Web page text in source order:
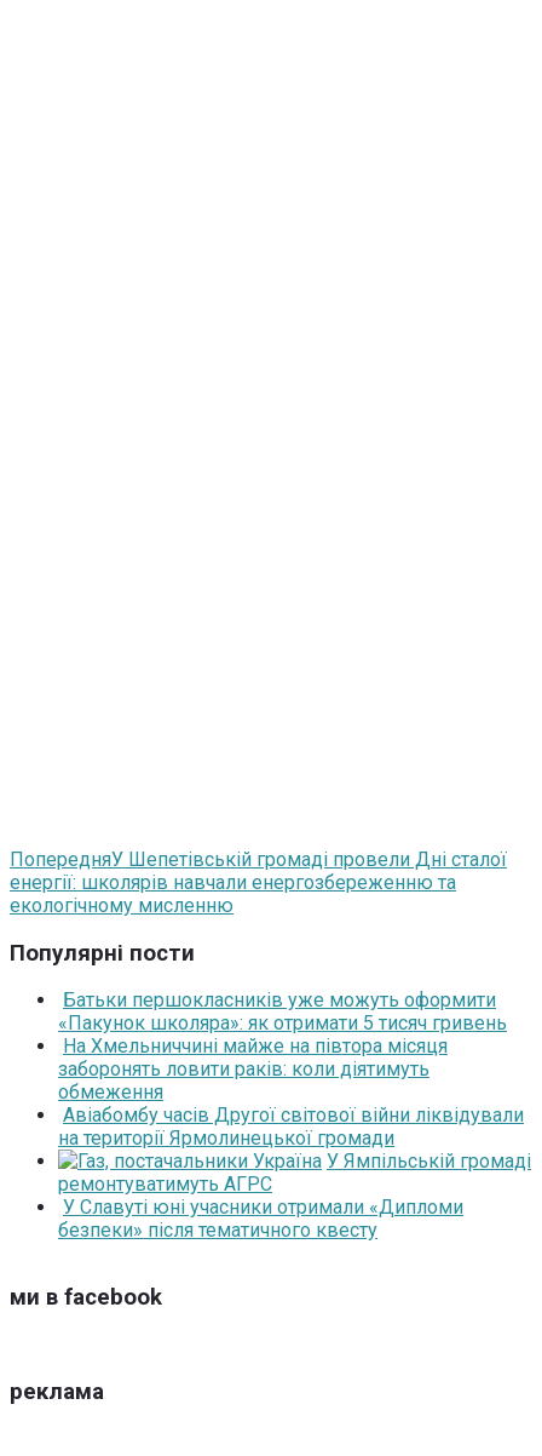
ПопередняУ Шепетівській громаді провели Дні сталої
енергії: школярів навчали енергозбереженню та
екологічному мисленню
Популярні пости
Батьки першокласників уже можуть оформити
«Пакунок школяра»: як отримати 5 тисяч гривень
На Хмельниччині майже на півтора місяця
заборонять ловити раків: коли діятимуть
обмеження
Авіабомбу часів Другої світової війни ліквідували
на території Ярмолинецької громади
У Ямпільській громаді
ремонтуватимуть АГРС
У Славуті юні учасники отримали «Дипломи
безпеки» після тематичного квесту
ми в facebook
реклама